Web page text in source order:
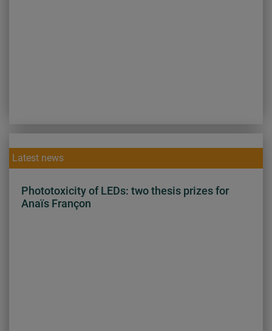
Latest news
Phototoxicity of LEDs: two thesis prizes for
Anaïs Françon